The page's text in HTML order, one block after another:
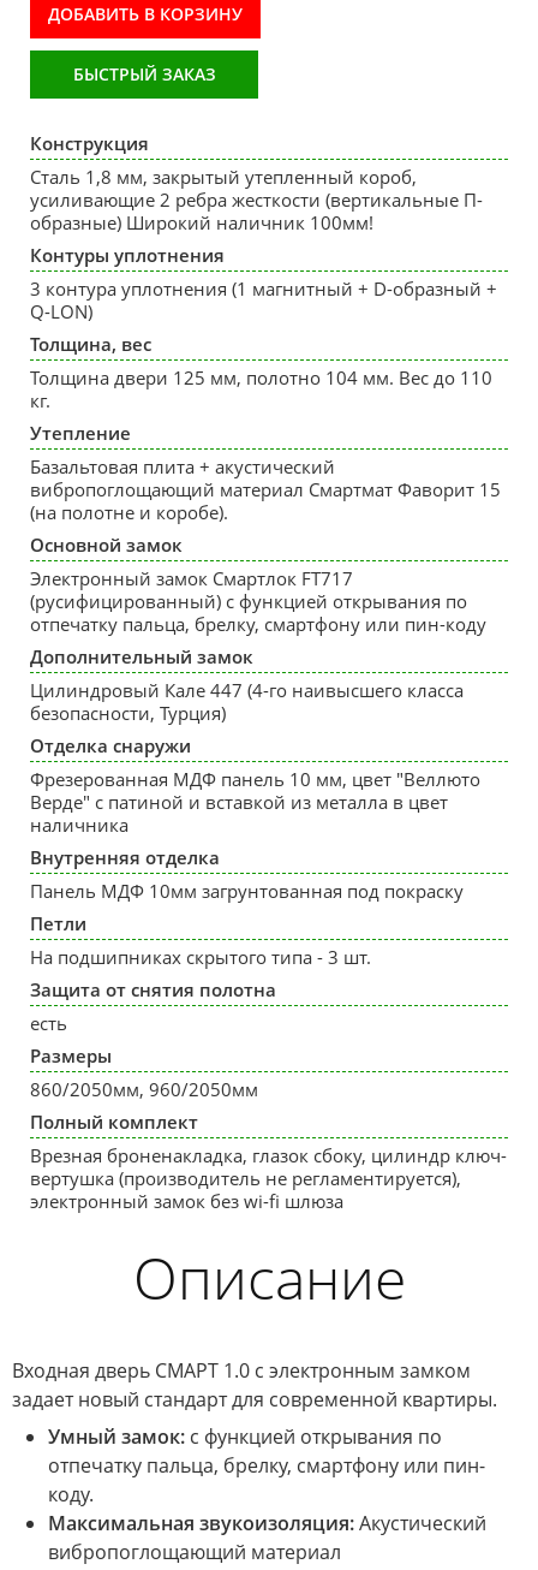
ДОБАВИТЬ В КОРЗИНУ
БЫСТРЫЙ ЗАКАЗ
Конструкция
Сталь 1,8 мм, закрытый утепленный короб,
усиливающие 2 ребра жесткости (вертикальные П-
образные) Широкий наличник 100мм!
Контуры уплотнения
3 контура уплотнения (1 магнитный + D-образный +
Q-LON)
Толщина, вес
Толщина двери 125 мм, полотно 104 мм. Вес до 110
кг.
Утепление
Базальтовая плита + акустический
вибропоглощающий материал Смартмат Фаворит 15
(на полотне и коробе).
Основной замок
Электронный замок Смартлок FT717
(русифицированный) с функцией открывания по
отпечатку пальца, брелку, смартфону или пин-коду
Дополнительный замок
Цилиндровый Кале 447 (4-го наивысшего класса
безопасности, Турция)
Отделка снаружи
Фрезерованная МДФ панель 10 мм, цвет "Веллюто
Верде" с патиной и вставкой из металла в цвет
наличника
Внутренняя отделка
Панель МДФ 10мм загрунтованная под покраску
Петли
На подшипниках скрытого типа - 3 шт.
Защита от снятия полотна
есть
Размеры
860/2050мм, 960/2050мм
Полный комплект
Врезная броненакладка, глазок сбоку, цилиндр ключ-
вертушка (производитель не регламентируется),
электронный замок без wi-fi шлюза
Описание
Входная дверь СМАРТ 1.0 с электронным замком
задает новый стандарт для современной квартиры.
Умный замок: с функцией открывания по
отпечатку пальца, брелку, смартфону или пин-
коду.
Максимальная звукоизоляция:Акустический
вибропоглощающий материал